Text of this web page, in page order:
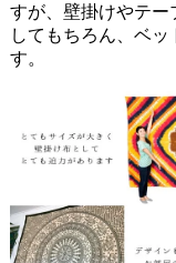
すが、壁掛けやテー
してもちろん、ベ
す。